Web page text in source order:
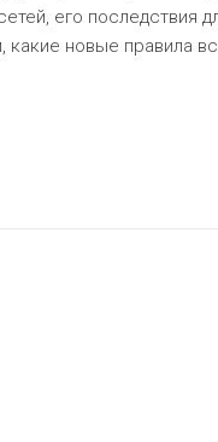
его последствия
новые правила